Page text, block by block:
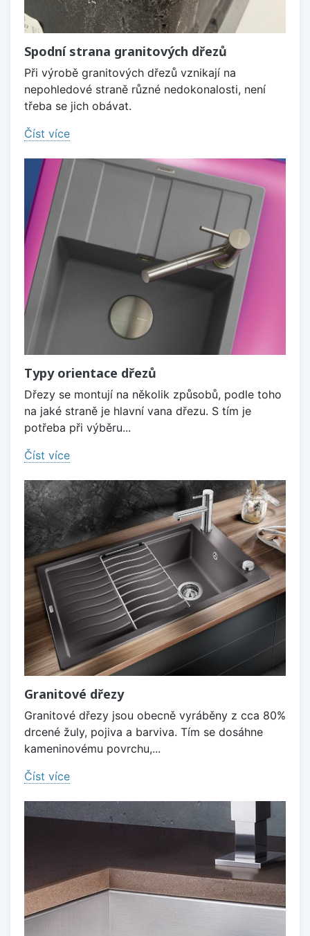
Spodní strana granitových dřezů
Při výrobě granitových dřezů vznikají na
nepohledové straně různé nedokonalosti, není
třeba se jich obávat.
Číst více
Typy orientace dřezů
Dřezy se montují na několik způsobů, podle toho
na jaké straně je hlavní vana dřezu. S tím je
potřeba při výběru...
Číst více
Granitové dřezy
Granitové dřezy jsou obecně vyráběny z cca 80%
drcené žuly, pojiva a barviva. Tím se dosáhne
kameninovému povrchu,...
Číst více